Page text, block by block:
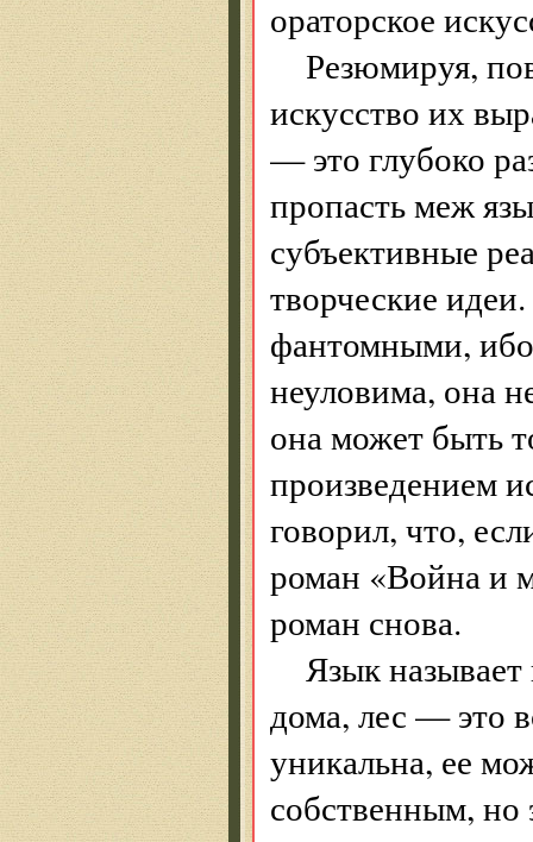
ораторское
Резюмируя,
искусство их
— это глубоко
пропасть меж
субъективные
творческие
фантомными,
неуловима, она
она может быть
произведением
говорил, что,
роман «Война и
роман снова.
Язык
дома, лес — это
уникальна, ее
собственным,